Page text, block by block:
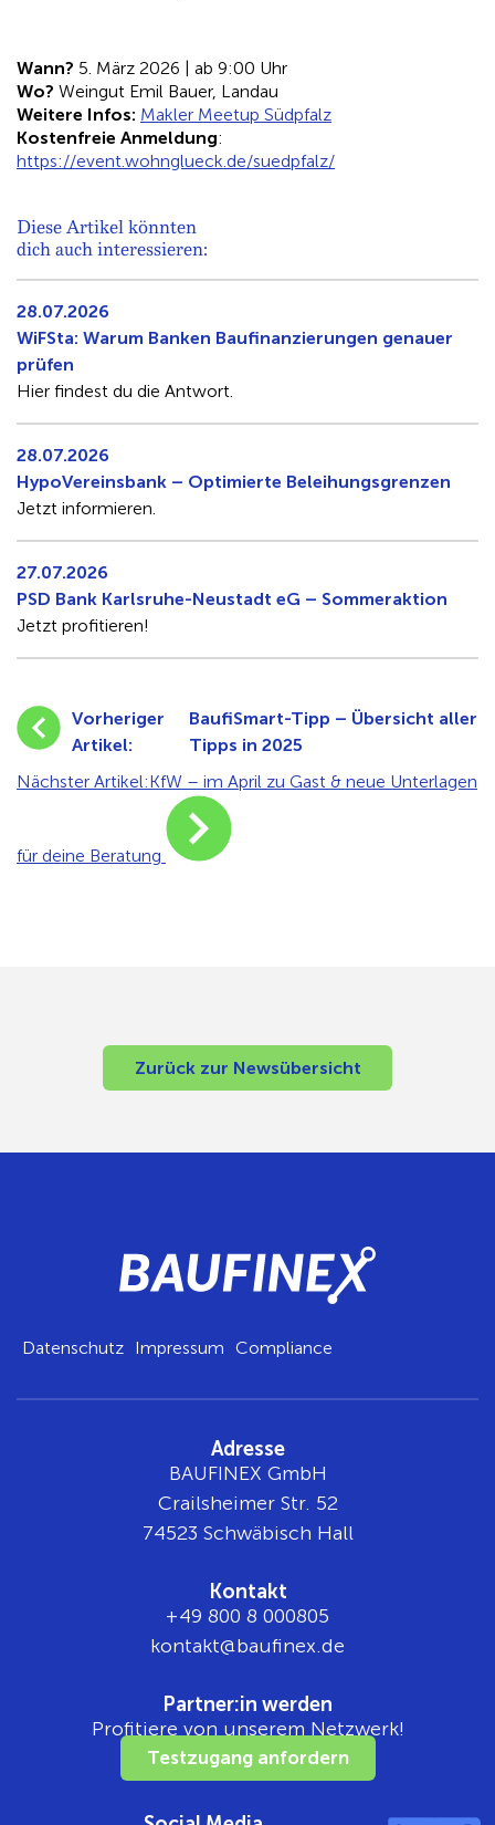
Wann? 5. März 2026 | ab 9:00 Uhr
Wo? Weingut Emil Bauer, Landau
Weitere Infos: Makler Meetup Südpfalz
Kostenfreie Anmeldung:
https://event.wohnglueck.de/suedpfalz/
Diese Artikel könnten
dich auch interessieren:
28.07.2026
WiFSta: Warum Banken Baufinanzierungen genauer
prüfen
Hier findest du die Antwort.
28.07.2026
HypoVereinsbank – Optimierte Beleihungsgrenzen
Jetzt informieren.
27.07.2026
PSD Bank Karlsruhe-Neustadt eG – Sommeraktion
Jetzt profitieren!
Vorheriger
Artikel:
BaufiSmart-Tipp – Übersicht aller
Tipps in 2025
Nächster Artikel:KfW – im April zu Gast & neue Unterlagen
für deine Beratung
Zurück zur Newsübersicht
Datenschutz Impressum Compliance
Adresse
BAUFINEX GmbH
Crailsheimer Str. 52
74523 Schwäbisch Hall
Kontakt
+49 800 8 000805
ed.xe
nifua
b@tka
tnok
Partner:in werden
Profitiere von unserem Netzwerk!
Testzugang anfordern